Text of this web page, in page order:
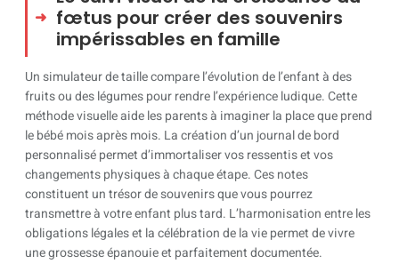
fœtus pour créer des souvenirs
impérissables en famille
Un simulateur de taille compare l’évolution de l’enfant à des
fruits ou des légumes pour rendre l’expérience ludique. Cette
méthode visuelle aide les parents à imaginer la place que prend
le bébé mois après mois. La création d’un journal de bord
personnalisé permet d’immortaliser vos ressentis et vos
changements physiques à chaque étape. Ces notes
constituent un trésor de souvenirs que vous pourrez
transmettre à votre enfant plus tard. L’harmonisation entre les
obligations légales et la célébration de la vie permet de vivre
une grossesse épanouie et parfaitement documentée.